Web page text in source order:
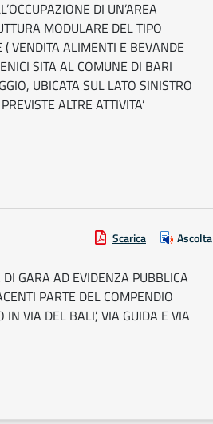
DI UN’AREA
MODULARE DEL TIPO
VENDITA ALIMENTI E BEVANDE
SITA AL COMUNE DI BARI
UBICATA SUL LATO SINISTRO
ALTRE ATTIVITA’
Scarica Ascolta
GARA AD EVIDENZA PUBBLICA
PARTE DEL COMPENDIO
VIA DEL BALI’, VIA GUIDA E VIA